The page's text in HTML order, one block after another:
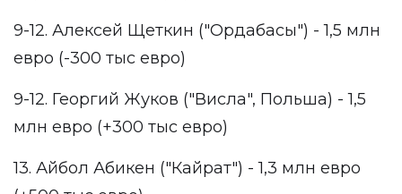
9-12. Алексей Щеткин ("Ордабасы") - 1,5 млн
евро (-300 тыс евро)
9-12. Георгий Жуков ("Висла", Польша) - 1,5
млн евро (+300 тыс евро)
13. Айбол Абикен ("Кайрат") - 1,3 млн евро